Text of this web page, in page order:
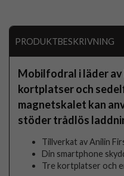
PRODUKTBESKRIVNING
Mobilfodral i läder
kortplatser och
magnetskalet kan
stöder trådlös
Tillverkat av Anilin
Din smartphone
Tre kortplatser och